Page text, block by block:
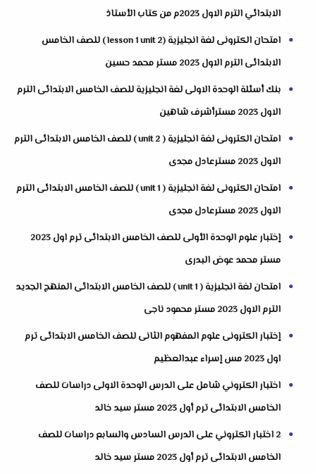
الابتدائي الترم الاول 2023م من كتاب الأستاذ
امتحان الكترونى لغة انجليزية (lesson 1 unit 2 ) للصف الخامس
الابتدائى الترم الاول 2023 مستر محمد حسين
بنك أسئلة الوحدة الاولى لغة انجليزية للصف الخامس الابتدائى الترم
الاول 2023 مسترأشرف شاهين
امتحان الكترونى لغة انجليزية ( unit 2 ) للصف الخامس الابتدائى الترم
الاول 2023 مسترعادل مجدى
امتحان الكترونى لغة انجليزية ( unit 1 ) للصف الخامس الابتدائى الترم
الاول 2023 مسترعادل مجدى
إختبار علوم الوحدة الأولى للصف الخامس الابتدائى ترم اول 2023
مستر محمد عوض البدرى
امتحان لغة انجليزية ( unit 1 ) للصف الخامس الابتدائى المنهج الجديد
الترم الاول 2023 مستر محمود ناجى
إختبار الكترونى علوم المفهوم الثانى للصف الخامس الابتدائى ترم
اول 2023 مس إسراء عبدالعظيم
اختبار الكتروني شامل على الدرس الوحدة الاولى دراسات للصف
الخامس الابتدائى ترم أول 2023 مستر سيد خالد
2 اختبار الكتروني على الدرس السادس والسابع دراسات للصف
الخامس الابتدائى ترم أول 2023 مستر سيد خالد